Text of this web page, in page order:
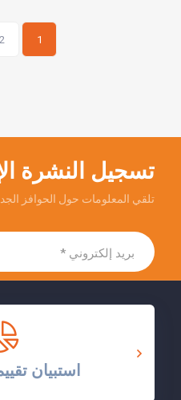
1
2
تسجيل النشرة
تلقي المعلومات حول الحوافز
استبيان